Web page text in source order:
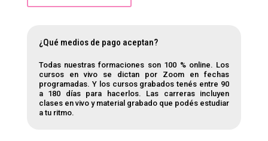
¿Qué medios de pago aceptan?
Todas nuestras formaciones son 100 %online. Los
cursos en vivo se dictan por Zoom en fechas
programadas. Y los cursos grabadostenés entre 90
a180 días para hacerlos. Las carreras incluyen
clases en vivo y material grabado que podés estudiar
a tu ritmo.